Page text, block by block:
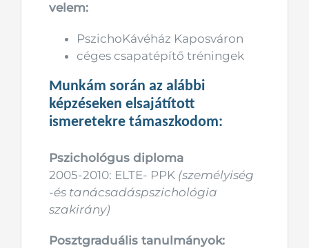
velem:
PszichoKávéház Kaposváron
céges csapatépítő tréningek
Munkám során az alábbi
képzéseken elsajátított
ismeretekre támaszkodom:
Pszichológus diploma
2005-2010: ELTE- PPK (személyiség
-és tanácsadáspszichológia
szakirány)
Posztgraduális tanulmányok: